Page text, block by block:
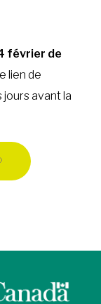
février de
lien de
avant la